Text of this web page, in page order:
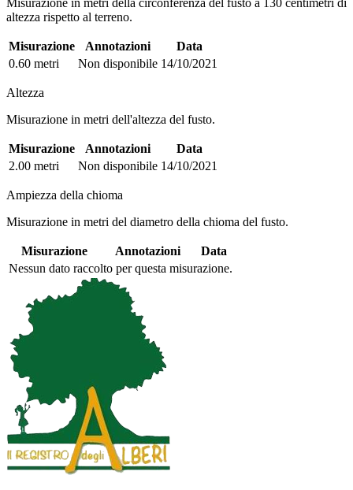
Misurazione in metri della circonferenza del fusto a 130 centimetri di
altezza rispetto al terreno.
Misurazione Annotazioni
Data
0.60 metri
Non disponibile 14/10/2021
Altezza
Misurazione in metri dell'altezza del fusto.
Misurazione Annotazioni
Data
2.00 metri
Non disponibile 14/10/2021
Ampiezza della chioma
Misurazione in metri del diametro della chioma del fusto.
Misurazione Annotazioni
Data
Nessun dato raccolto per questa misurazione.